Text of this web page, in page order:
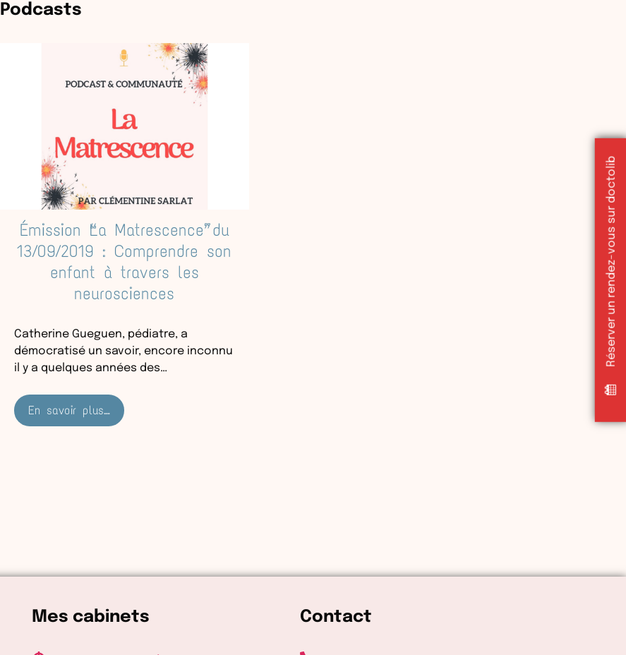
Podcasts
Émission “La Matrescence” du
13/09/2019 : Comprendre son
enfant à travers les
neurosciences
Catherine Gueguen, pédiatre, a
démocratisé un savoir, encore inconnu
il y a quelques années des…
En savoir plus…
Mes cabinets Contact
Réserver un rendez-vous sur doctolib